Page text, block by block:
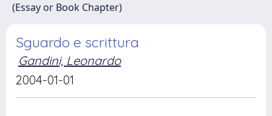
(Essay or Book Chapter)
Sguardo e scrittura
Gandini, Leonardo
2004-01-01